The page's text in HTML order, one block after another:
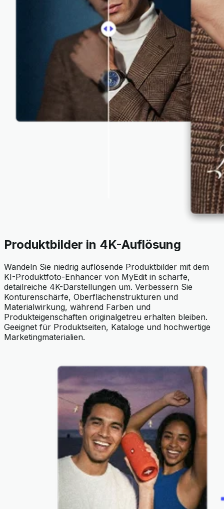
Produktbilder in 4K-Auflösung
Wandeln Sie niedrig auflösende Produktbilder mit dem
KI-Produktfoto-Enhancer von MyEdit in scharfe,
detailreiche 4K-Darstellungen um. Verbessern Sie
Konturenschärfe, Oberflächenstrukturen und
Materialwirkung, während Farben und
Produkteigenschaften originalgetreu erhalten bleiben.
Geeignet für Produktseiten, Kataloge und hochwertige
Marketingmaterialien.